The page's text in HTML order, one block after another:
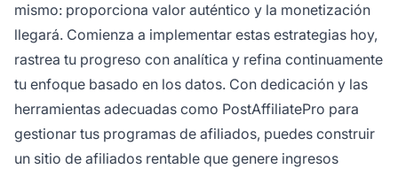
mismo: proporciona valor auténtico y la monetización
llegará. Comienza a implementar estas estrategias hoy,
rastrea tu progreso con analítica y refina continuamente
tu enfoque basado en los datos. Con dedicación y las
herramientas adecuadas como PostAffiliatePro para
gestionar tus programas de afiliados, puedes construir
un sitio de afiliados rentable que genere ingresos